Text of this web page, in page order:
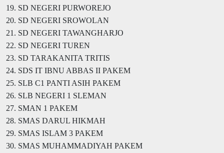
19. SD NEGERI PURWOREJO
20. SD NEGERI SROWOLAN
21. SD NEGERI TAWANGHARJO
22. SD NEGERI TUREN
23. SD TARAKANITA TRITIS
24. SDS IT IBNU ABBAS II PAKEM
25. SLB C1 PANTI ASIH PAKEM
26. SLB NEGERI 1 SLEMAN
27. SMAN 1 PAKEM
28. SMAS DARUL HIKMAH
29. SMAS ISLAM 3 PAKEM
30. SMAS MUHAMMADIYAH PAKEM